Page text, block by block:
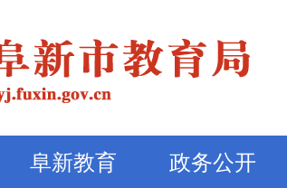
阜新教育 政务公开